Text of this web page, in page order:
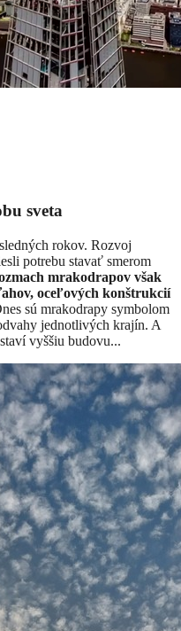
sveta
rokov. Rozvoj
potrebu stavať smerom
mrakodrapov však
oceľových konštrukcií
sú mrakodrapy symbolom
jednotlivých krajín. A
vyššiu budovu...